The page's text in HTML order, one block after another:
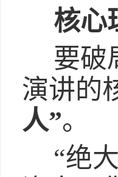
核心
要破
演讲的
人”。
“绝